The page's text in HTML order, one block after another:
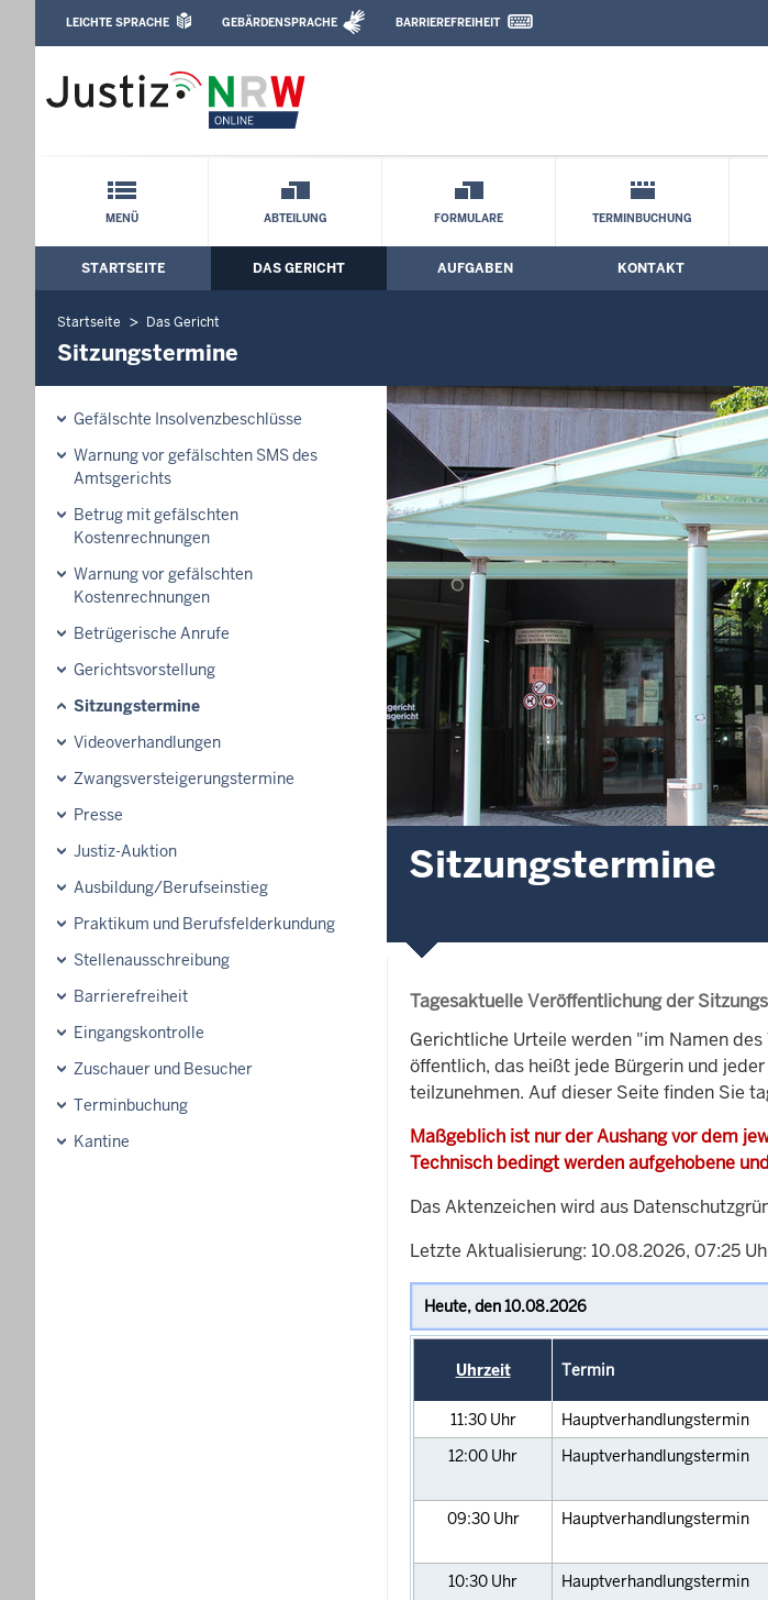
Amtsgericht Bielefeld: Sitzungstermine
Leichte Sprache, Gebärdensprachenvideo und Kontaktformular
LEICHTE SPRACHE GEBÄRDENSPRACHE BARRIEREFREIHEIT
Schnellnavigation mit Volltext-Suche
MENÜ ABTEILUNG FORMULARE TERMINBUCHUNG
Hauptmenü: Hauptnavigation
STARTSEITE DAS GERICHT AUFGABEN KONTAKT
Startseite Das Gericht
Sitzungstermine
Gefälschte Insolvenzbeschlüsse
Warnung vor gefälschten SMS des
Amtsgerichts
Betrug mit gefälschten
Kostenrechnungen
Warnung vor gefälschten
Kostenrechnungen
Betrügerische Anrufe
Gerichtsvorstellung
Sitzungstermine
Videoverhandlungen
Zwangsversteigerungs­termine
Presse
Justiz-Auktion
Ausbildung/Berufseinstieg
Praktikum und Berufsfelderkundung
Stellenausschreibung
Barrierefreiheit
Eingangskontrolle
Zuschauer und Besucher
Terminbuchung
Kantine
Sitzungstermine
Tagesaktuelle Veröffentlichung der
Gerichtliche Urteile werden "im Namen
öffentlich, das heißt jede Bürgerin und
teilzunehmen. Auf dieser Seite finden Sie
Maßgeblich ist nur der Aushang vor dem
Technisch bedingt werden aufgehobene
Das Aktenzeichen wird aus
Letzte Aktualisierung: 10.08.2026, 07:25
Uhrzeit Termin
11:30 Uhr Hauptverhandlungstermin
12:00 Uhr Hauptverhandlungstermin
09:30 Uhr Hauptverhandlungstermin
10:30 Uhr Hauptverhandlungstermin